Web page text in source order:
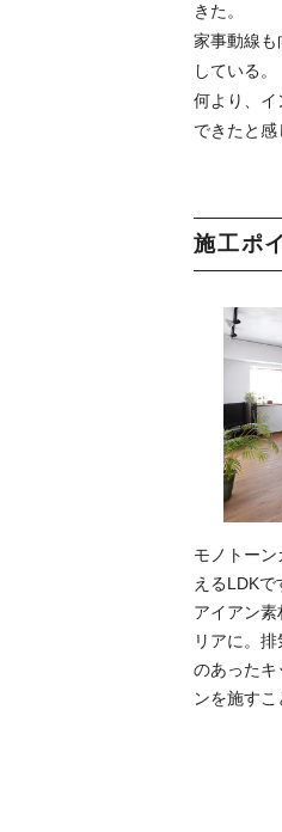
きた。
家事動線も
している。
何より、イ
できたと感
施工ポ
モノトー
えるLDK
アイアン
リアに。
のあったキ
ンを施すこ